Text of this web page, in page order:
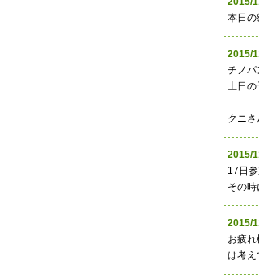
本日の
2015/
チノパ
土日の
クニさ
2015/
17日参
その
2015/
お疲
は考え